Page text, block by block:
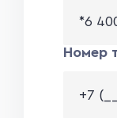
*6
Номер